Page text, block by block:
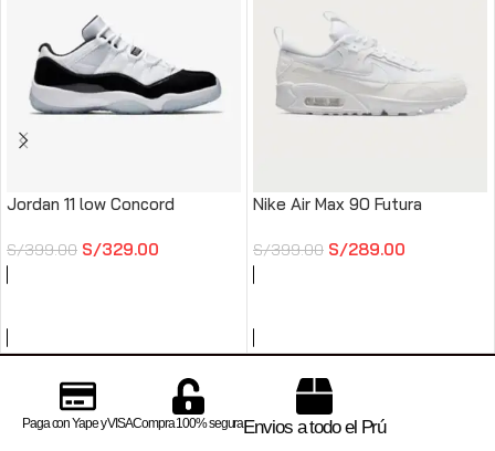
Jordan 11 low Concord
S/399.00 S/329.00
Nike Air Max 90 Futura
S/399.00 S/289.00
Paga con Yape y VISACompra 100% seguraEnvios a todo el Prú